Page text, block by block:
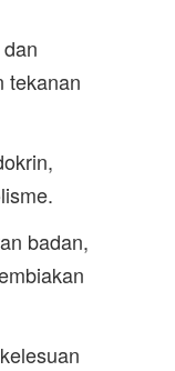
tekanan
badan,